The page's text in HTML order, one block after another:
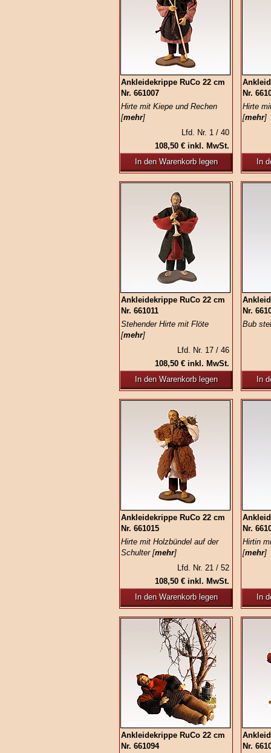
Ankleidekrippe RuCo 22 cm
Nr. 661007
Hirte mit Kiepe und Rechen
[mehr]
Lfd. Nr. 1 / 40
108,50 € inkl. MwSt.
In den Warenkorb legen
Nr.
Hirte
[mehr]
In
Ankleidekrippe RuCo 22 cm
Nr. 661011
Stehender Hirte mit Flöte
[mehr]
Lfd. Nr. 17 / 46
108,50 € inkl. MwSt.
In den Warenkorb legen
Nr.
Bub
In
Ankleidekrippe RuCo 22 cm
Nr. 661015
Hirte mit Holzbündel auf der
Schulter [mehr]
Lfd. Nr. 21 / 52
108,50 € inkl. MwSt.
In den Warenkorb legen
Nr.
Hirtin
[mehr]
In
Ankleidekrippe RuCo 22 cm
Nr. 661094
Nr.